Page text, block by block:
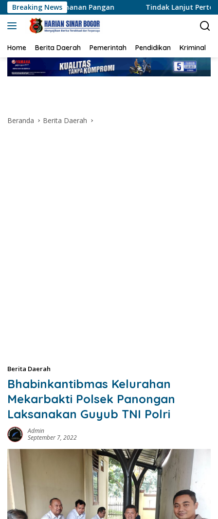
Langsung
ke
konten
Breaking News
Pangan Tindak Lanjut Pertemuan Presiden
Home Berita Daerah Pemerintah Pendidikan Kriminal
Beranda Berita Daerah
Berita Daerah
Bhabinkantibmas Kelurahan
Mekarbakti Polsek Panongan
Laksanakan Guyub TNI Polri
Admin
September 7, 2022